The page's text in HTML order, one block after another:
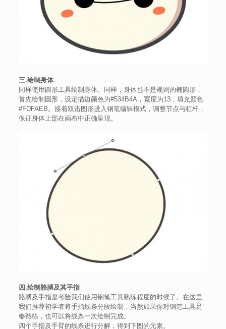
三.绘制身体
同样使用圆形工具绘制身体。同样，身体也不是规则的椭圆形，
首先绘制圆形，设定描边颜色为#534B4A，宽度为13，填充颜色
#FDFAEB。接着双击图形进入钢笔编辑模式，调整节点与杠杆，
保证身体上部在画布中正确呈现。
四.绘制胳膊及其手指
胳膊及手指是考验我们使用钢笔工具熟练程度的时候了。在这里
我们推荐初学者将手指线条分段绘制，当然如果你对钢笔工具足
够熟练，也可以将线条一次绘制完成。
四个手指及手臂的线条进行分解，得到下图的元素。